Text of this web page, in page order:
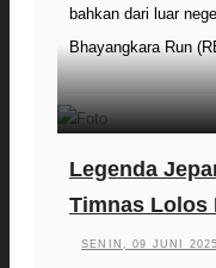
bahkan dari luar
Bhayangkara Run
Legenda
Timnas Lolos
SENIN, 09 JUNI